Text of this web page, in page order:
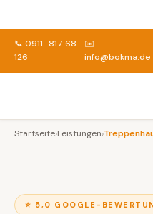
📞 0911–817 68
126
✉️
info@bokma.de
Startseite›Leistungen›
⭐ 5,0 GOOGLE-